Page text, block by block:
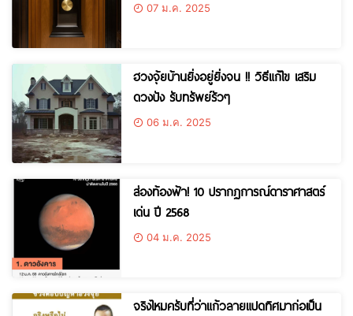
07 ม.ค. 2025
ฮวงจุ้ยบ้านยิ่งอยู่ยิ่งจน !! วิธีแก้ไข เสริม
ดวงปัง รับทรัพย์รัวๆ
06 ม.ค. 2025
ส่องท้องฟ้า! 10 ปรากฏการณ์ดาราศาสตร์
เด่น ปี 2568
04 ม.ค. 2025
จริงไหมครับที่ว่าแก้วลายแปดทิศมาก่อเป็น